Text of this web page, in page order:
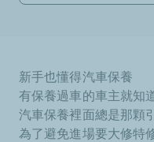
新手也懂得汽車保養
有保養過車的車主就知
汽車保養裡面總是那顆
為了避免進場要大修特